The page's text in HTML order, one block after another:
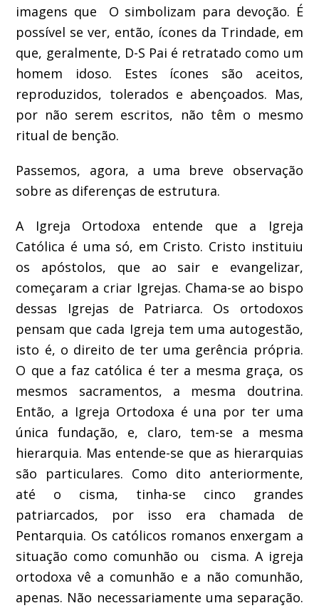
imagens que O simbolizam para devoção. É
possível se ver, então, ícones da Trindade, em
que, geralmente, D-S Pai é retratado como um
homem idoso. Estes ícones são aceitos,
reproduzidos, tolerados e abençoados. Mas,
por não serem escritos, não têm o mesmo
ritual de benção.
Passemos, agora, a uma breve observação
sobre as diferenças de estrutura.
A Igreja Ortodoxa entende que a Igreja
Católica é uma só, em Cristo. Cristo instituiu
os apóstolos, que ao sair e evangelizar,
começaram a criar Igrejas. Chama-se ao bispo
dessas Igrejas de Patriarca. Os ortodoxos
pensam que cada Igreja tem uma autogestão,
isto é, o direito de ter uma gerência própria.
O que a faz católica é ter a mesma graça, os
mesmos sacramentos, a mesma doutrina.
Então, a Igreja Ortodoxa é una por ter uma
única fundação, e, claro, tem-se a mesma
hierarquia. Mas entende-se que as hierarquias
são particulares. Como dito anteriormente,
até o cisma, tinha-se cinco grandes
patriarcados, por isso era chamada de
Pentarquia. Os católicos romanos enxergam a
situação como comunhão ou cisma. A igreja
ortodoxa vê a comunhão e a não comunhão,
apenas. Não necessariamente uma separação.